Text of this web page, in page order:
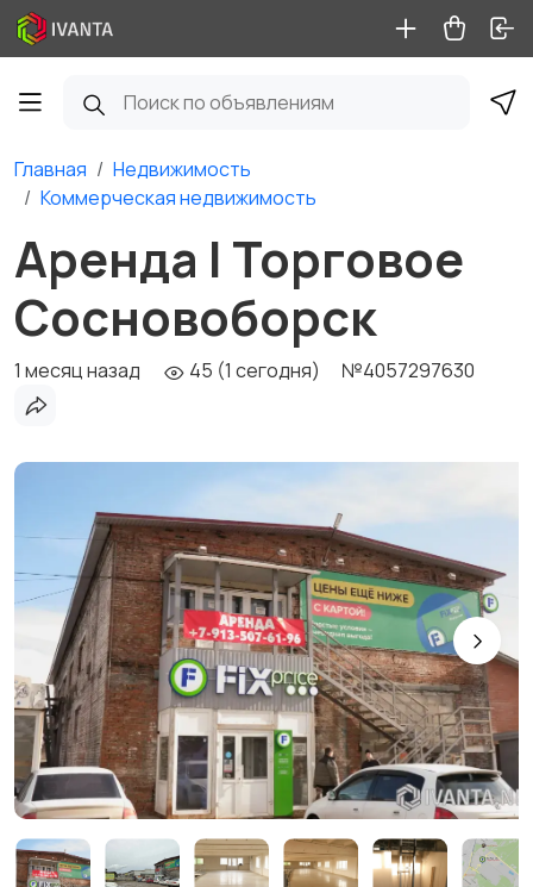
Главная
Недвижимость
Коммерческая недвижимость
Аренда | Торговое
Сосновоборск
1 месяц назад 45 (1 сегодня) №4057297630